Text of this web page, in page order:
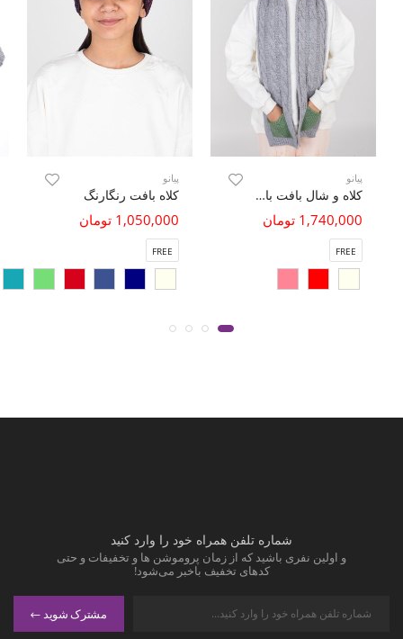
پیانو
کلاه و شال بافت با خطوط رنگی
1,740,000 تومان
FREE
پیانو
کلاه بافت رنگارنگ
1,050,000 تومان
FREE
شماره تلفن همراه خود را وارد کنید
و اولین نفری باشید که از زمان پروموشن ها و تخفیفات و حتی
کدهای تخفیف باخبر می‌شود!
مشترک شوید